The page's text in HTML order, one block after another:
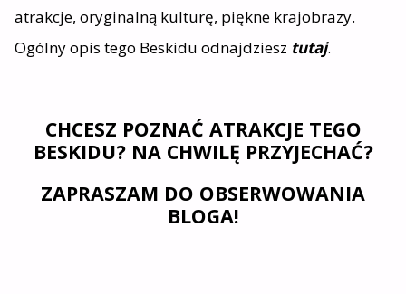
atrakcje, oryginalną kulturę, piękne krajobrazy.
Ogólny opis tego Beskidu odnajdziesz tutaj.
CHCESZ POZNAĆ ATRAKCJE TEGO
BESKIDU? NA CHWILĘ PRZYJECHAĆ?
ZAPRASZAM DO OBSERWOWANIA
BLOGA!